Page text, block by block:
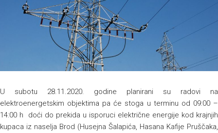
U subotu 28.11.2020. godine planirani su radovi na
elektroenergetskim objektima pa će stoga u terminu od 09:00 –
14:00 h doći do prekida u isporuci električne energije kod krajnjih
kupaca iz naselja Brod (Husejna Šalapića, Hasana Kafije Pruščaka,